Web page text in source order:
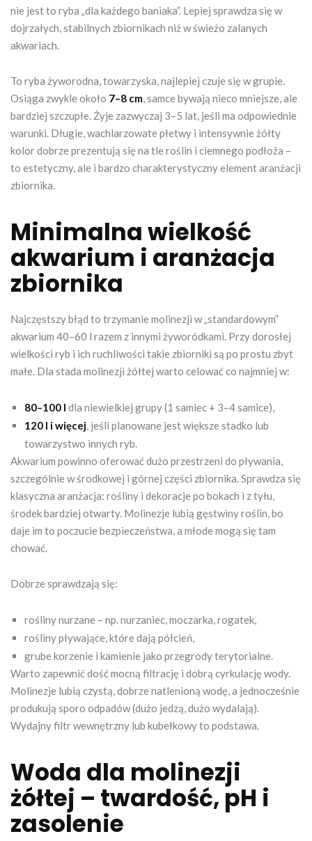
nie jest to ryba „dla każdego baniaka”. Lepiej sprawdza się w
dojrzałych, stabilnych zbiornikach niż w świeżo zalanych
akwariach.
To ryba żyworodna, towarzyska, najlepiej czuje się w grupie.
Osiąga zwykle około 7–8 cm, samce bywają nieco mniejsze, ale
bardziej szczupłe. Żyje zazwyczaj 3–5 lat, jeśli ma odpowiednie
warunki. Długie, wachlarzowate płetwy i intensywnie żółty
kolor dobrze prezentują się na tle roślin i ciemnego podłoża –
to estetyczny, ale i bardzo charakterystyczny element aranżacji
zbiornika.
Minimalna wielkość
akwarium i aranżacja
zbiornika
Najczęstszy błąd to trzymanie molinezji w „standardowym”
akwarium 40–60 l razem z innymi żyworódkami. Przy dorosłej
wielkości ryb i ich ruchliwości takie zbiorniki są po prostu zbyt
małe. Dla stada molinezji żółtej warto celować co najmniej w:
80–100 l dla niewielkiej grupy (1 samiec + 3–4 samice),
120 l i więcej, jeśli planowane jest większe stadko lub
towarzystwo innych ryb.
Akwarium powinno oferować dużo przestrzeni do pływania,
szczególnie w środkowej i górnej części zbiornika. Sprawdza się
klasyczna aranżacja: rośliny i dekoracje po bokach i z tyłu,
środek bardziej otwarty. Molinezje lubią gęstwiny roślin, bo
daje im to poczucie bezpieczeństwa, a młode mogą się tam
chować.
Dobrze sprawdzają się:
rośliny nurzane – np. nurzaniec, moczarka, rogatek,
rośliny pływające, które dają półcień,
grube korzenie i kamienie jako przegrody terytorialne.
Warto zapewnić dość mocną filtrację i dobrą cyrkulację wody.
Molinezje lubią czystą, dobrze natlenioną wodę, a jednocześnie
produkują sporo odpadów (dużo jedzą, dużo wydalają).
Wydajny filtr wewnętrzny lub kubełkowy to podstawa.
Woda dla molinezji
żółtej – twardość, pH i
zasolenie